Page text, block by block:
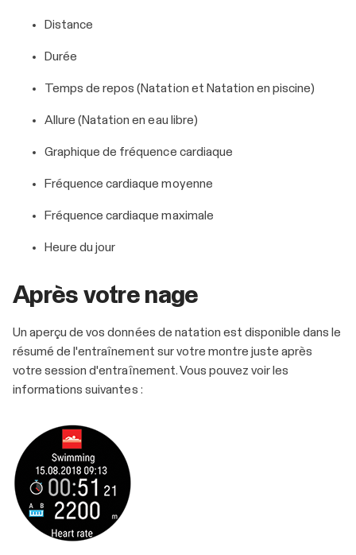
Distance
Durée
Temps de repos (Natation et Natation en piscine)
Allure (Natation en eau libre)
Graphique de fréquence cardiaque
Fréquence cardiaque moyenne
Fréquence cardiaque maximale
Heure du jour
Après votre nage
Un aperçu de vos données de natation est disponible dans le
résumé de l'entraînement sur votre montre juste après
votre session d'entraînement. Vous pouvez voir les
informations suivantes :